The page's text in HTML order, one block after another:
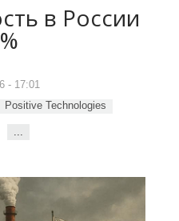
в России
- 17:01
Positive Technologies
...